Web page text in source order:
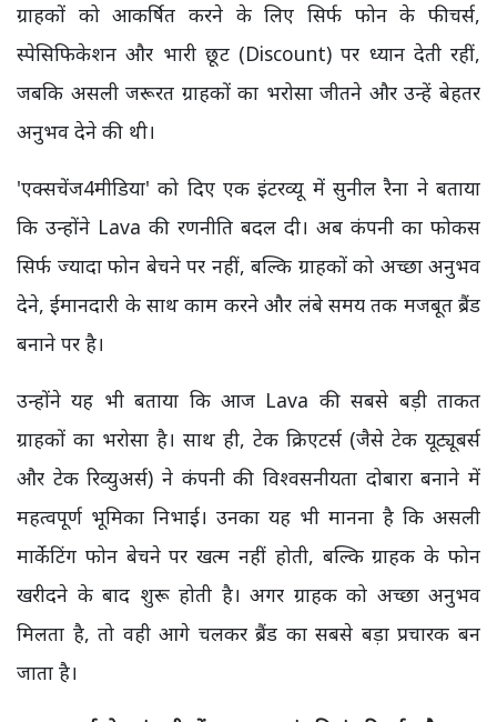
ग्राहकों को आकर्षित करने के लिए सिर्फ फोन के फीचर्स,
स्पेसिफिकेशन और भारी छूट (Discount) पर ध्यान देती रहीं,
जबकि असली जरूरत ग्राहकों का भरोसा जीतने और उन्हें बेहतर
अनुभव देने की थी।
'एक्सचेंज4मीडिया' को दिए एक इंटरव्यू में सुनील रैना ने बताया
कि उन्होंने Lava की रणनीति बदल दी। अब कंपनी का फोकस
सिर्फ ज्यादा फोन बेचने पर नहीं, बल्कि ग्राहकों को अच्छा अनुभव
देने, ईमानदारी के साथ काम करने और लंबे समय तक मजबूत ब्रैंड
बनाने पर है।
उन्होंने यह भी बताया कि आज Lava की सबसे बड़ी ताकत
ग्राहकों का भरोसा है। साथ ही, टेक क्रिएटर्स (जैसे टेक यूट्यूबर्स
और टेक रिव्युअर्स) ने कंपनी की विश्वसनीयता दोबारा बनाने में
महत्वपूर्ण भूमिका निभाई। उनका यह भी मानना है कि असली
मार्केटिंग फोन बेचने पर खत्म नहीं होती, बल्कि ग्राहक के फोन
खरीदने के बाद शुरू होती है। अगर ग्राहक को अच्छा अनुभव
मिलता है, तो वही आगे चलकर ब्रैंड का सबसे बड़ा प्रचारक बन
जाता है।